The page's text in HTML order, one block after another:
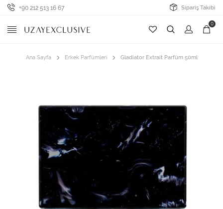
+90 212 513 16 67 Sipariş Takibi
0
Ana Sayfa Erkek Parfümleri Gladiator Extrait Parfüm 50ml